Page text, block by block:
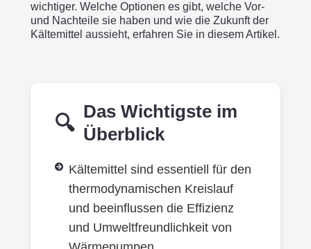
wichtiger. Welche Optionen es gibt, welche Vor-
und Nachteile sie haben und wie die Zukunft der
Kältemittel aussieht, erfahren Sie in diesem Artikel.
Das Wichtigste im
Überblick
Kältemittel sind essentiell für den
thermodynamischen Kreislauf
und beeinflussen die Effizienz
und Umweltfreundlichkeit von